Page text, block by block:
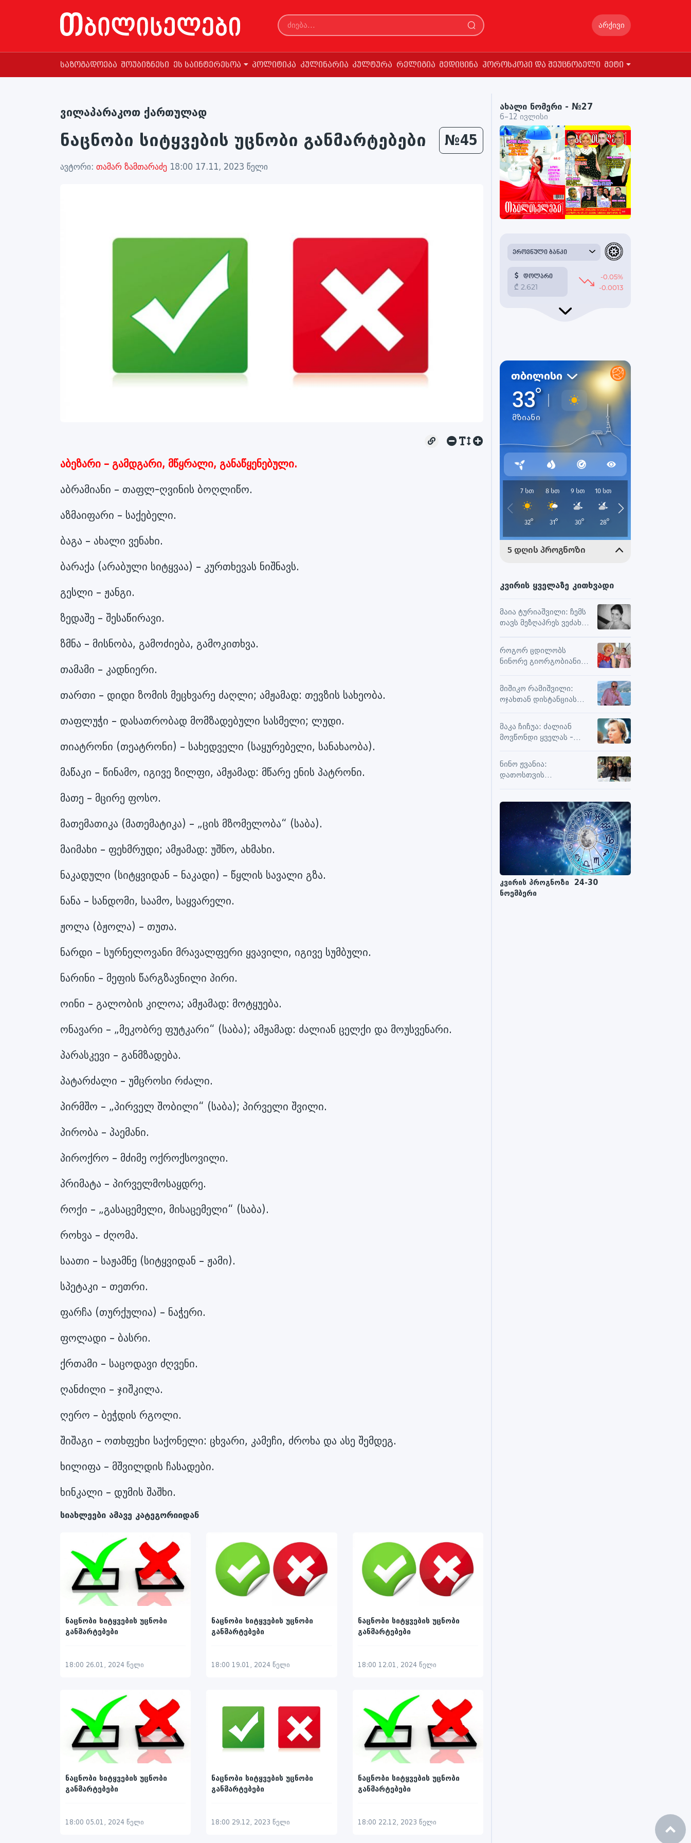
არქივი
საზოგადოება შოუბიზნესი ეს საინტერესოა პოლიტიკა კულინარია კულტურა რელიგია მედიცინა ჰოროსკოპი და შეუცნობელი მეტი
ვილაპარაკოთ ქართულად
ნაცნობი სიტყვების უცნობი განმარტებები №45
ავტორი: თამარ ზამთარაძე 18:00 17.11, 2023 წელი
აბეზარი – გამდგარი, მწყრალი, განაწყენებული.
აბრამიანი – თაფლ-ღვინის ბოღლიწო.
აზმაიფარი – საქებელი.
ბაგა – ახალი ვენახი.
ბარაქა (არაბული სიტყვაა) – კურთხევას ნიშნავს.
გესლი – ჟანგი.
ზედაშე – შესაწირავი.
ზმნა – მისნობა, გამოძიება, გამოკითხვა.
თამამი – კადნიერი.
თართი – დიდი ზომის მეცხვარე ძაღლი; ამჟამად: თევზის სახეობა.
თაფლუჭი – დასათრობად მომზადებული სასმელი; ლუდი.
თიატრონი (თეატრონი) – სახედველი (საყურებელი, სანახაობა).
მაწაკი – წინამო, იგივე ზილფი, ამჟამად: მწარე ენის პატრონი.
მათე – მცირე ფოსო.
მათემათიკა (მათემატიკა) – „ცის მზომელობა“ (საბა).
მაიმახი – ფეხმრუდი; ამჟამად: უშნო, ახმახი.
ნაკადული (სიტყვიდან – ნაკადი) – წყლის სავალი გზა.
ნანა – სანდომი, საამო, საყვარელი.
ჟოლა (ბჟოლა) – თუთა.
ნარდი – სურნელოვანი მრავალფერი ყვავილი, იგივე სუმბული.
ნარინი – მეფის წარგზავნილი პირი.
ოინი – გალობის კილოა; ამჟამად: მოტყუება.
ონავარი – „მეკობრე ფუტკარი“ (საბა); ამჟამად: ძალიან ცელქი და მოუსვენარი.
პარასკევი – განმზადება.
პატარძალი – უმცროსი რძალი.
პირმშო – „პირველ შობილი“ (საბა); პირველი შვილი.
პირობა – პაემანი.
პიროქრო – მძიმე ოქროქსოვილი.
პრიმატა – პირველმოსაყდრე.
როქი – „გასაცემელი, მისაცემელი“ (საბა).
როხვა – ძღომა.
საათი – საჟამნე (სიტყვიდან – ჟამი).
სპეტაკი – თეთრი.
ფარჩა (თურქულია) – ნაჭერი.
ფოლადი – ბასრი.
ქრთამი – საცოდავი ძღვენი.
ღანძილი – ჯიშკილა.
ღერო – ბეჭდის რგოლი.
შიშაგი – ოთხფეხი საქონელი: ცხვარი, კამეჩი, ძროხა და ასე შემდეგ.
ხილიფა – მშვილდის ჩასადები.
ხინკალი – დუმის შაშხი.
სიახლეები ამავე კატეგორიიდან
ნაცნობი სიტყვების უცნობი
განმარტებები
18:00 26.01, 2024 წელი
ნაცნობი სიტყვების უცნობი
განმარტებები
18:00 19.01, 2024 წელი
ნაცნობი სიტყვების უცნობი
განმარტებები
18:00 12.01, 2024 წელი
ნაცნობი სიტყვების უცნობი
განმარტებები
18:00 05.01, 2024 წელი
ნაცნობი სიტყვების უცნობი
განმარტებები
18:00 29.12, 2023 წელი
ნაცნობი სიტყვების უცნობი
განმარტებები
18:00 22.12, 2023 წელი
ახალი ნომერი - №27
6–12 ივლისი
კვირის ყველაზე კითხვადი
მაია ტურიაშვილი: ჩემს
თავს მეზღაპრეს ვეძახი,
ურთიერთობებსა და
შემოქმედებით
მუშაობაში
როგორ ცდილობს
ნინორე გიორგობიანი
მაქსიმალური
სიამოვნების მიღებას და
მოქმედებს თუ არა მასზე
მიშიკო რამიშვილი:
ოჯახთან დისტანციას
გრძელდება
მაკა ჩიჩუა: ძალიან
მოვწონდი ყველას -
გარეთ
ნინო ჟვანია:
დათოსთვის
კვირის პროგნოზი 24-30
ნოემბერი